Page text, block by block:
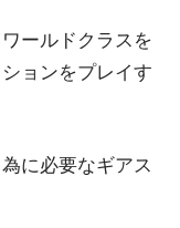
ールドクラスを
ョンをプレイす
に必要なギアス